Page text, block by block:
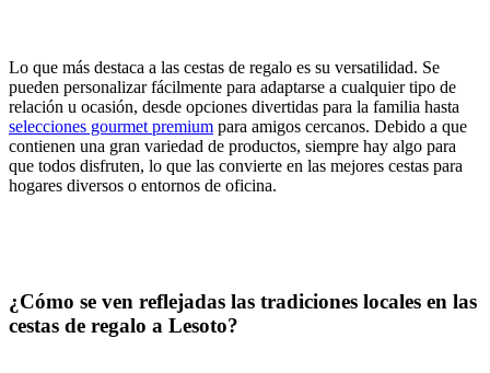
Lo que más destaca a las cestas de regalo es su versatilidad. Se
pueden personalizar fácilmente para adaptarse a cualquier tipo de
relación u ocasión, desde opciones divertidas para la familia hasta
selecciones gourmet premium para amigos cercanos. Debido a que
contienen una gran variedad de productos, siempre hay algo para
que todos disfruten, lo que las convierte en las mejores cestas para
hogares diversos o entornos de oficina.
¿Cómo se ven reflejadas las tradiciones locales en las
cestas de regalo a Lesoto?